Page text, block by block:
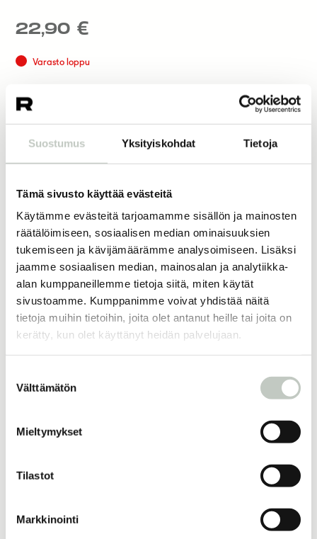
Suostumus Yksityiskohdat Tietoja
Tämä sivusto käyttää evästeitä
Käytämme evästeitä tarjoamamme sisällön ja mainosten
räätälöimiseen, sosiaalisen median ominaisuuksien
tukemiseen ja kävijämäärämme analysoimiseen. Lisäksi
jaamme sosiaalisen median, mainosalan ja analytiikka-
alan kumppaneillemme tietoja siitä, miten käytät
sivustoamme. Kumppanimme voivat yhdistää näitä
tietoja muihin tietoihin, joita olet antanut heille tai joita on
kerätty, kun olet käyttänyt heidän palvelujaan.
valinta
Välttämätön
Mieltymykset
Tilastot
Markkinointi
22,90 €
Varasto loppu
Lisää samankaltaisia
lempeyden kortit
39,00€